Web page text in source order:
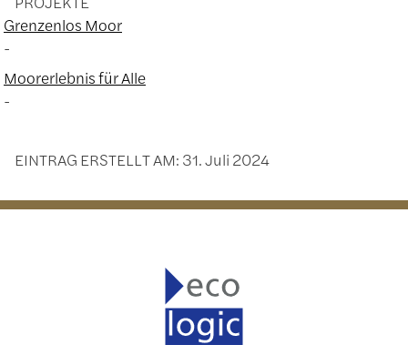
Grenzenlos Moor
Moorerlebnis für Alle
EINTRAG ERSTELLT AM: 31. Juli 2024